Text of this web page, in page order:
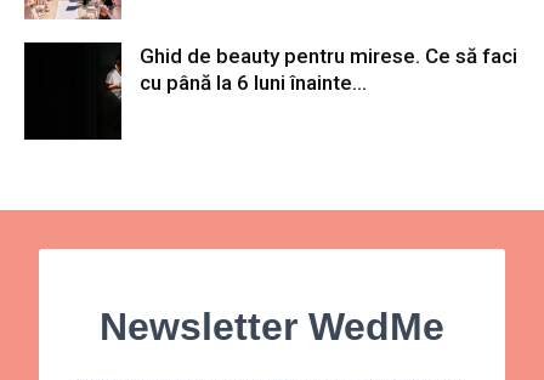
Ghid de beauty pentru mirese. Ce să faci
cu până la 6 luni înainte...
Newsletter WedMe